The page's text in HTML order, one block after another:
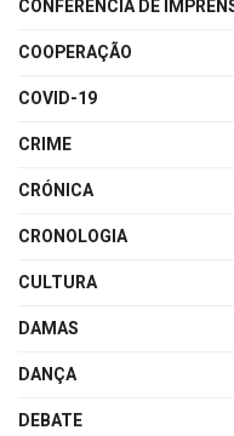
CONFERÊNCIA DE
COOPERAÇÃO
COVID-19
CRIME
CRÓNICA
CRONOLOGIA
CULTURA
DAMAS
DANÇA
DEBATE